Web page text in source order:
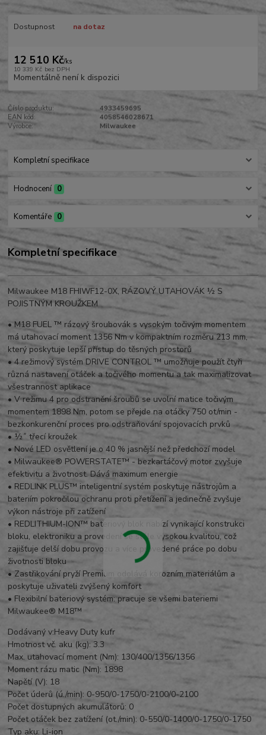
Dostupnost na dotaz
12 510 Kč/ks
10 339 Kč bez DPH
Momentálně není k dispozici
Číslo produktu:
4933459695
EAN kód:
4058546028671
Výrobce:
Milwaukee
Kompletní specifikace
Hodnocení 0
Komentáře 0
Kompletní specifikace
Milwaukee M18 FHIWF12-0X, RÁZOVÝ UTAHOVÁK ½ S
POJISTNÝM KROUŽKEM
• M18 FUEL ™ rázový šroubovák s vysokým točivým momentem
má utahovací moment 1356 Nm v kompaktním rozměru 213 mm,
který poskytuje lepší přístup do těsných prostorů
•4 režimový systém DRIVE CONTROL ™ umožňuje použít čtyři
různá nastavení otáček a točivého momentu a tak maximalizovat
všestrannost aplikace
•V režimu 4 pro odstranění šroubů se uvolní matice točivým
momentem 1898 Nm, potom se přejde na otáčky 750 ot/min -
bezkonkurenční proces pro odstraňování spojovacích prvků
• ½˝ třecí kroužek
•Nové LED osvětlení je o 40 % jasnější než předchozí model
• Milwaukee® POWERSTATE™ - bezkartáčový motor zvyšuje
efektivitu a životnost. Dává maximum energie
• REDLINK PLUS™ inteligentní systém poskytuje nástrojům a
bateriím pokročilou ochranu proti přetížení a jedinečně zvyšuje
výkon nástroje při zatížení
• REDLITHIUM-ION™ bateriový blok nabízí vynikající konstrukci
bloku, elektroniku a provedení se stále vysokou kvalitou, což
zajišťuje delší dobu provozu a více provedené práce po dobu
životnosti bloku
• Zastřikování pryží Premium odolává korozním materiálům a
poskytuje uživateli zvýšený komfort
• Flexibilní bateriový systém: pracuje se všemi bateriemi
Milwaukee® M18™
Dodávaný v:Heavy Duty kufr
Hmotnost vč. aku (kg): 3.3
Max. utahovací moment (Nm): 130/400/1356/1356
Moment rázu matic (Nm): 1898
Napětí (V): 18
Počet úderů (ú./min): 0-950/0-1750/0-2100/0-2100
Počet dostupných akumulátorů: 0
Počet otáček bez zatížení (ot./min): 0-550/0-1400/0-1750/0-1750
Typ aku: Li-ion